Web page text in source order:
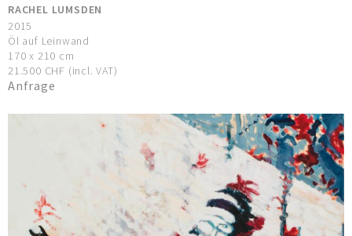
RACHEL LUMSDEN
2015
Öl auf Leinwand
170 x 210 cm
21.500 CHF (incl. VAT)
Anfrage